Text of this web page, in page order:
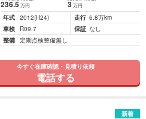
236.5万円 3 万円
年式 2012(H24) 走行 6.8万km
車検
R09.7 保証 なし
整備 定期点検整備無し
今すぐ在庫確認・見積り依頼
電話する
新着